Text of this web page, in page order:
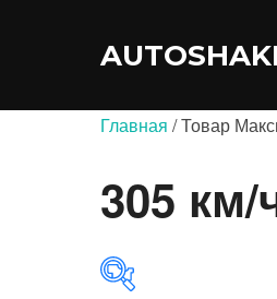
Главная / Товар
305 км/